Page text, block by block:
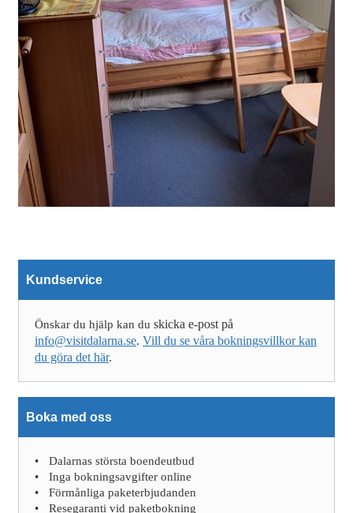
Kundservice
Önskar du hjälp kan du skicka e-post på
info@visitdalarna.se. Vill du se våra bokningsvillkor kan
du göra det här.
Boka med oss
Dalarnas största boendeutbud
Inga bokningsavgifter online
Förmånliga paketerbjudanden
Resegaranti vid paketbokning